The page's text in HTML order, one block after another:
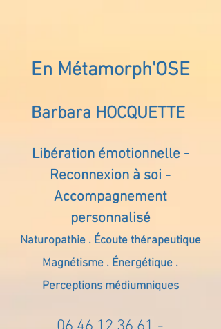
En Métamorph'OSE
Barbara HOCQUETTE
Libération émotionnelle -
Reconnexion à soi -
Accompagnement
personnalisé
Naturopathie . Écoute thérapeutique
Magnétisme . Énergétique .
Perceptions médiumniques